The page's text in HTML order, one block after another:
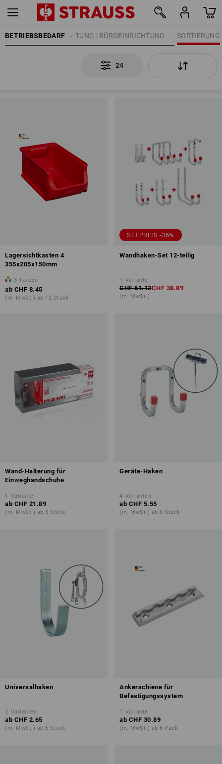
BETRIEBSBEDARF SORTIERUNG
WERKSTATTEINRICHTUNG | BÜROEINRICHTUNG
24
Lagersichtkasten 4
355x205x150mm
3 Farben
ab CHF 8.45
(m. MwSt.) ab 12 Stück
SETPREIS -36%
Wandhaken-Set 12-teilig
1 Variante
CHF 61.12CHF 38.89
(m. MwSt.)
Wand-Halterung für
Einweghandschuhe
1 Variante
ab CHF 21.89
(m. MwSt.) ab 3 Stück
Geräte-Haken
4 Varianten
ab CHF 5.55
(m. MwSt.) ab 6 Stück
Universalhaken
2 Varianten
ab CHF 2.65
(m. MwSt.) ab 6 Stück
Ankerschiene für
Befestigungssystem
1 Variante
ab CHF 30.89
(m. MwSt.) ab 6 Pack